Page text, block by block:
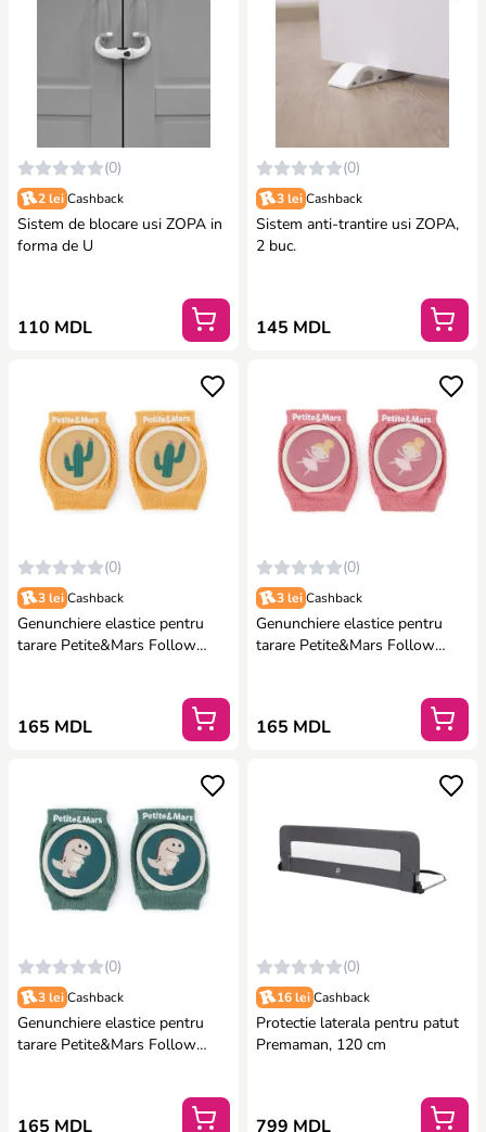
(0)
2 lei Cashback
Sistem de blocare usi ZOPA in
forma de U
110 MDL
(0)
3 lei Cashback
Sistem anti-trantire usi ZOPA,
2 buc.
145 MDL
(0)
3 lei Cashback
Genunchiere elastice pentru
tarare Petite&Mars Follow
165 MDL
(0)
3 lei Cashback
Genunchiere elastice pentru
tarare Petite&Mars Follow
165 MDL
(0)
3 lei Cashback
Genunchiere elastice pentru
tarare Petite&Mars Follow
165 MDL
(0)
16 lei Cashback
Protectie laterala pentru patut
Premaman, 120 cm
799 MDL